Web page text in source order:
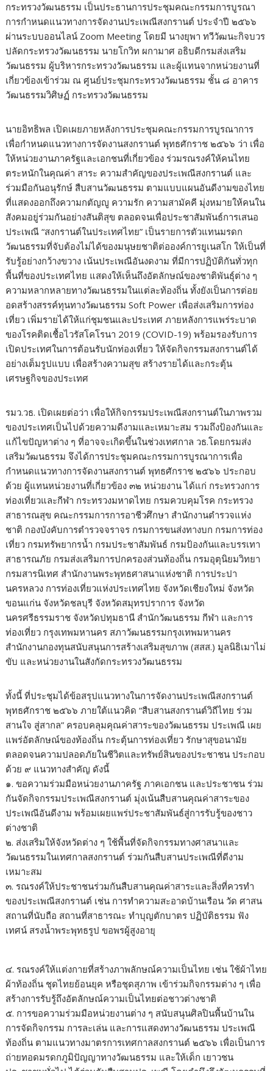
กระทรวงวัฒนธรรม เป็นประธานการประชุมคณะกรรมการบูรณา
การกำหนดแนวทางการจัดงานประเพณีสงกรานต์ ประจำปี ๒๕๖๖
ผ่านระบบออนไลน์ Zoom Meeting โดยมี นางยุพา ทวีวัฒนะกิจบวร
ปลัดกระทรวงวัฒนธรรม นายโกวิท ผกามาศ อธิบดีกรมส่งเสริม
วัฒนธรรม ผู้บริหารกระทรวงวัฒนธรรม และผู้แทนจากหน่วยงานที่
เกี่ยวข้องเข้าร่วม ณ ศูนย์ประชุมกระทรวงวัฒนธรรม ชั้น ๘ อาคาร
วัฒนธรรมวิศิษฏ์ กระทรวงวัฒนธรรม
นายอิทธิพล เปิดเผยภายหลังการประชุมคณะกรรมการบูรณาการ
เพื่อกำหนดแนวทางการจัดงานสงกรานต์ พุทธศักราช ๒๕๖๖ ว่า เพื่อ
ให้หน่วยงานภาครัฐและเอกชนที่เกี่ยวข้อง ร่วมรณรงค์ให้คนไทย
ตระหนักในคุณค่า สาระ ความสำคัญของประเพณีสงกรานต์ และ
ร่วมมือกันอนุรักษ์ สืบสานวัฒนธรรม ตามแบบแผนอันดีงามของไทย
ที่แสดงออกถึงความกตัญญู ความรัก ความสามัคคี มุ่งหมายให้คนใน
สังคมอยู่ร่วมกันอย่างสันติสุข ตลอดจนเพื่อประชาสัมพันธ์การเสนอ
ประเพณี “สงกรานต์ในประเทศไทย” เป็นรายการตัวแทนมรดก
วัฒนธรรมที่จับต้องไม่ได้ของมนุษยชาติต่อองค์การยูเนสโก ให้เป็นที่
รับรู้อย่างกว้างขวาง เน้นประเพณีอันงดงาม ที่มีการปฏิบัติกันทั่วทุก
พื้นที่ของประเทศไทย แสดงให้เห็นถึงอัตลักษณ์ของชาติพันธุ์ต่าง ๆ
ความหลากหลายทางวัฒนธรรมในแต่ละท้องถิ่น ทั้งยังเป็นการต่อย
อดสร้างสรรค์ทุนทางวัฒนธรรม Soft Power เพื่อส่งเสริมการท่อง
เที่ยว เพิ่มรายได้ให้แก่ชุมชนและประเทศ ภายหลังการแพร่ระบาด
ของโรคติดเชื้อไวรัสโคโรนา 2019 (COVID-19) พร้อมรองรับการ
เปิดประเทศในการต้อนรับนักท่องเที่ยว ให้จัดกิจกรรมสงกรานต์ได้
อย่างเต็มรูปแบบ เพื่อสร้างความสุข สร้างรายได้และกระตุ้น
เศรษฐกิจของประเทศ
รมว.วธ. เปิดเผยต่อว่า เพื่อให้กิจกรรมประเพณีสงกรานต์ในภาพรวม
ของประเทศเป็นไปด้วยความดีงามและเหมาะสม รวมถึงป้องกันและ
แก้ไขปัญหาต่าง ๆ ที่อาจจะเกิดขึ้นในช่วงเทศกาล วธ.โดยกรมส่ง
เสริมวัฒนธรรม จึงได้การประชุมคณะกรรมการบูรณาการเพื่อ
กำหนดแนวทางการจัดงานสงกรานต์ พุทธศักราช ๒๕๖๖ ประกอบ
ด้วย ผู้แทนหน่วยงานที่เกี่ยวข้อง ๓๒ หน่วยงาน ได้แก่ กระทรวงการ
ท่องเที่ยวและกีฬา กระทรวงมหาดไทย กรมควบคุมโรค กระทรวง
สาธารณสุข คณะกรรมการการอาชีวศึกษา สำนักงานตำรวจแห่ง
ชาติ กองบังคับการตำรวจจราจร กรมการขนส่งทางบก กรมการท่อง
เที่ยว กรมทรัพยากรน้ำ กรมประชาสัมพันธ์ กรมป้องกันและบรรเทา
สาธารณภัย กรมส่งเสริมการปกครองส่วนท้องถิ่น กรมอุตุนิยมวิทยา
กรมสารนิเทศ สำนักงานพระพุทธศาสนาแห่งชาติ การประปา
นครหลวง การท่องเที่ยวแห่งประเทศไทย จังหวัดเชียงใหม่ จังหวัด
ขอนแก่น จังหวัดชลบุรี จังหวัดสมุทรปราการ จังหวัด
นครศรีธรรมราช จังหวัดปทุมธานี สำนักวัฒนธรรม กีฬา และการ
ท่องเที่ยว กรุงเทพมหานคร สภาวัฒนธรรมกรุงเทพมหานคร
สำนักงานกองทุนสนับสนุนการสร้างเสริมสุขภาพ (สสส.) มูลนิธิเมาไม่
ขับ และหน่วยงานในสังกัดกระทรวงวัฒนธรรม
ทั้งนี้ ที่ประชุมได้ข้อสรุปแนวทางในการจัดงานประเพณีสงกรานต์
พุทธศักราช ๒๕๖๖ ภายใต้แนวคิด “สืบสานสงกรานต์วิถีไทย ร่วม
สานใจ สู่สากล” ครอบคลุมคุณค่าสาระของวัฒนธรรม ประเพณี เผย
แพร่อัตลักษณ์ของท้องถิ่น กระตุ้นการท่องเที่ยว รักษาสุขอนามัย
ตลอดจนความปลอดภัยในชีวิตและทรัพย์สินของประชาชน ประกอบ
ด้วย ๙ แนวทางสำคัญ ดังนี้
๑. ขอความร่วมมือหน่วยงานภาครัฐ ภาคเอกชน และประชาชน ร่วม
กันจัดกิจกรรมประเพณีสงกรานต์ มุ่งเน้นสืบสานคุณค่าสาระของ
ประเพณีอันดีงาม พร้อมเผยแพร่ประชาสัมพันธ์สู่การรับรู้ของชาว
ต่างชาติ
๒. ส่งเสริมให้จังหวัดต่าง ๆ ใช้พื้นที่จัดกิจกรรมทางศาสนาและ
วัฒนธรรมในเทศกาลสงกรานต์ ร่วมกันสืบสานประเพณีที่ดีงาม
เหมาะสม
๓. รณรงค์ให้ประชาชนร่วมกันสืบสานคุณค่าสาระและสิ่งที่ควรทำ
ของประเพณีสงกรานต์ เช่น การทำความสะอาดบ้านเรือน วัด ศาสน
สถานที่นับถือ สถานที่สาธารณะ ทำบุญตักบาตร ปฏิบัติธรรม ฟัง
เทศน์ สรงน้ำพระพุทธรูป ขอพรผู้สูงอายุ
๔. รณรงค์ให้แต่งกายที่สร้างภาพลักษณ์ความเป็นไทย เช่น ใช้ผ้าไทย
ผ้าท้องถิ่น ชุดไทยย้อนยุค หรือชุดสุภาพ เข้าร่วมกิจกรรมต่าง ๆ เพื่อ
สร้างการรับรู้ถึงอัตลักษณ์ความเป็นไทยต่อชาวต่างชาติ
๕. การขอความร่วมมือหน่วยงานต่าง ๆ สนับสนุนศิลปินพื้นบ้านใน
การจัดกิจกรรม การละเล่น และการแสดงทางวัฒนธรรม ประเพณี
ท้องถิ่น ตามแนวทางมาตรการเทศกาลสงกรานต์ ๒๕๖๖ เพื่อเป็นการ
ถ่ายทอดมรดกภูมิปัญญาทางวัฒนธรรม และให้เด็ก เยาวชน